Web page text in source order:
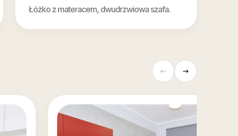
Łóżko z materacem, dwudrzwiowa szafa.